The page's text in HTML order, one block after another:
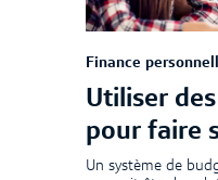
Finance
Utiliser
pour faire
Un système de